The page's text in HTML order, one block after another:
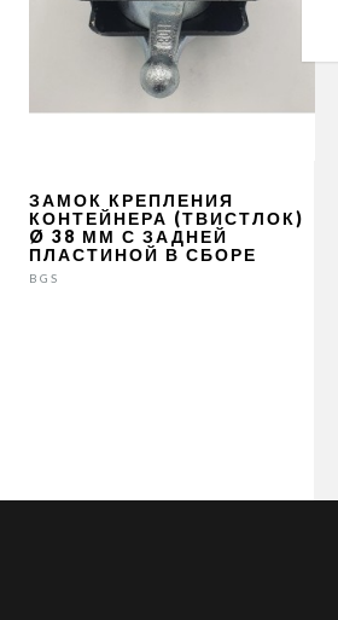
ЗАМОК КРЕПЛЕНИЯ
КОНТЕЙНЕРА (ТВИСТЛОК)
Ø 38 ММ С ЗАДНЕЙ
ПЛАСТИНОЙ В СБОРЕ
BGS